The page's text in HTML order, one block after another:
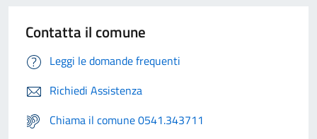
Contatta il comune
Leggi le domande frequenti
Richiedi Assistenza
Chiama il comune 0541.343711